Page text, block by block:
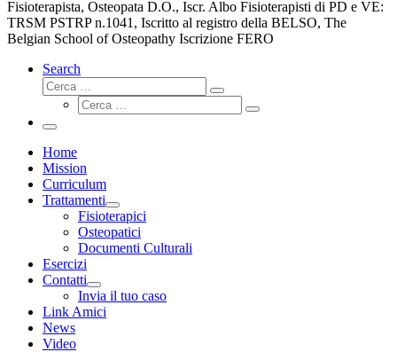
Fisioterapista, Osteopata D.O., Iscr. Albo Fisioterapisti di PD e VE:
TRSM PSTRP n.1041, Iscritto al registro della BELSO, The
Belgian School of Osteopathy Iscrizione FERO
Search
Cerca
Cerca
Cerca
Cerca
Menu
Home
Mission
Curriculum
Trattamenti
Fisioterapici
Osteopatici
Documenti Culturali
Esercizi
Contatti
Invia il tuo caso
Link Amici
News
Video